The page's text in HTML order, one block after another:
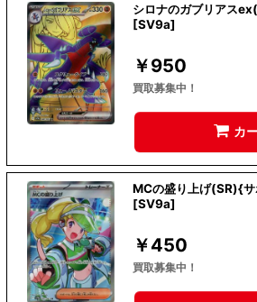
シロナのガブリアス
[SV9a]
￥950
買取募集中！
カ
MCの盛り上げ(SR){
[SV9a]
￥450
買取募集中！